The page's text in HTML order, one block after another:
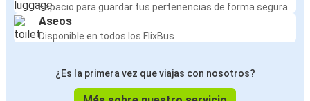
Espacio para guardar tus pertenencias de forma segura
Aseos
Disponible en todos los FlixBus
¿Es la primera vez que viajas con nosotros?